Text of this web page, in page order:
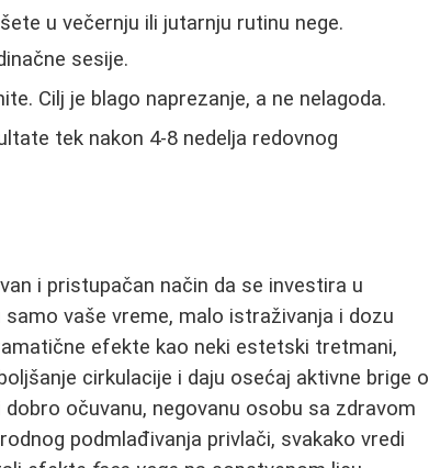
u večernju ili jutarnju rutinu nege.
sesije.
Cilj je blago naprezanje, a ne nelagoda.
tek nakon 4-8 nedelja redovnog
i pristupačan način da se investira u
vaše vreme, malo istraživanja i dozu
efekte kao neki estetski tretmani,
cirkulacije i daju osećaj aktivne brige o
očuvanu, negovanu osobu sa zdravom
podmlađivanja privlači, svakako vredi